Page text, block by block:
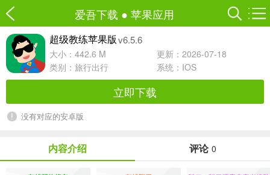
爱吾下载 ● 苹果应用
超级教练苹果版 v6.5.6
大小：442.6 M
更新：2026-07-18
类别： 旅行出行 系统：IOS
立即下载
没有对应的安卓版
内容介绍 评论 0